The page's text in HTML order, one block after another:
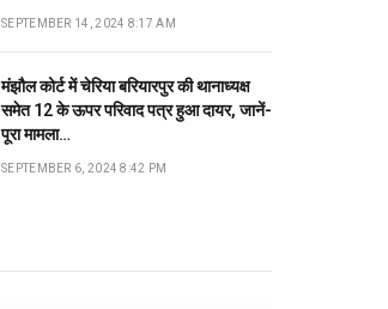
SEPTEMBER 14, 2024 8:17 AM
मंझौल कोर्ट में चेरिया बरियारपुर की थानाध्यक्ष
समेत 12 के ऊपर परिवाद पत्र हुआ दायर, जानें-
पूरा मामला…
SEPTEMBER 6, 2024 8:42 PM